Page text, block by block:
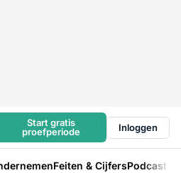
Start gratis
proefperiode
Inloggen
Feiten & CijfersPodcast